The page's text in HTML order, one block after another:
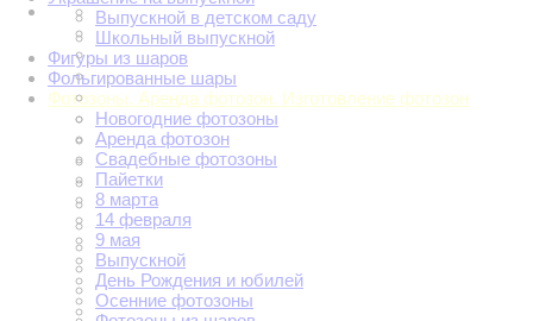
Выпускной в детском саду
Школьный выпускной
Фигуры из шаров
Фольгированные шары
Фотозоны. Аренда фотозон. Изготовление фотозон
Новогодние фотозоны
Аренда фотозон
Свадебные фотозоны
Пайетки
8 марта
14 февраля
9 мая
Выпускной
День Рождения и юбилей
Осенние фотозоны